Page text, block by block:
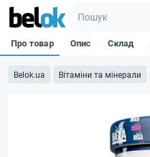
Belok.ua Вітаміни та мінерали
Про товар Опис Склад